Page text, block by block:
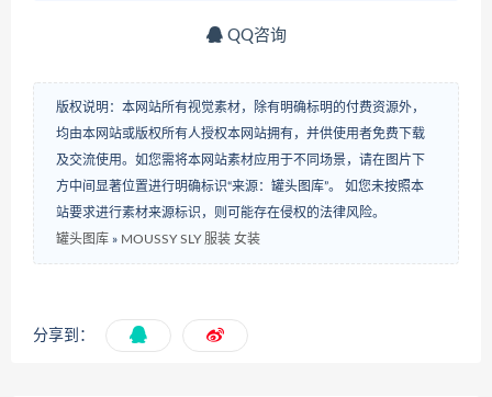
QQ咨询
版权说明：本网站所有视觉素材，除有明确标明的付费资源外，
均由本网站或版权所有人授权本网站拥有，并供使用者免费下载
及交流使用。如您需将本网站素材应用于不同场景，请在图片下
方中间显著位置进行明确标识“来源：罐头图库”。 如您未按照本
站要求进行素材来源标识，则可能存在侵权的法律风险。
罐头图库 » MOUSSY SLY 服装 女装
分享到：